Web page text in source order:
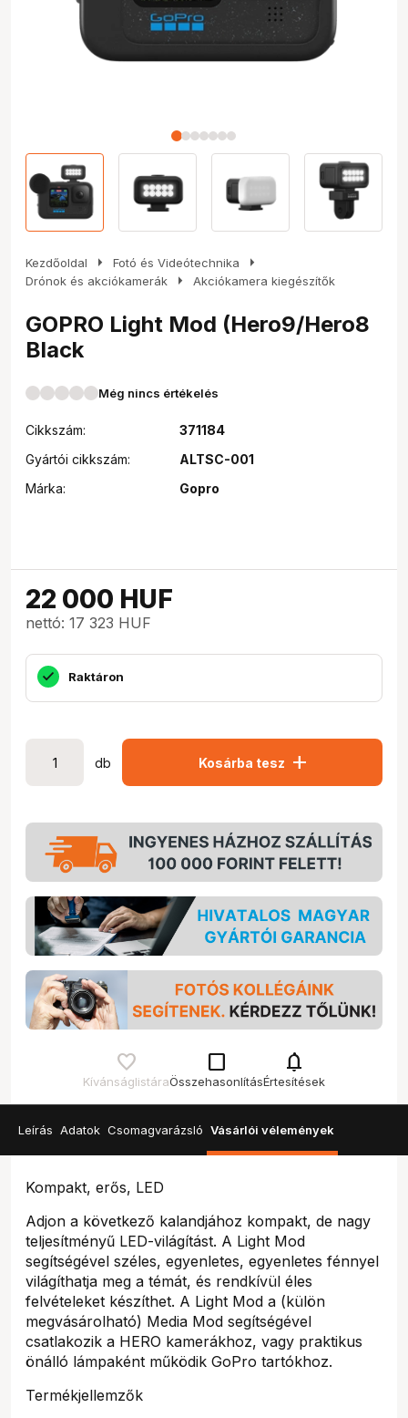
Kezdőoldal arrow_right Fotó és Videótechnika arrow_right
Drónok és akciókamerák arrow_right Akciókamera kiegészítők
GOPRO Light Mod (Hero9/Hero8
Black
Még nincs értékelés
Cikkszám:
371184
Gyártói cikkszám:
ALTSC-001
Márka:
Gopro
22 000 HUF
nettó: 17 323 HUF
Raktáron
db Kosárba tesz add
Kívánságlistára
check_box_outline_blank
Összehasonlítás
notifications
Értesítések
Leírás Adatok Csomagvarázsló Vásárlói vélemények
Kompakt, erős, LED
Adjon a következő kalandjához kompakt, de nagy
teljesítményű LED-világítást. A Light Mod
segítségével széles, egyenletes, egyenletes fénnyel
világíthatja meg a témát, és rendkívül éles
felvételeket készíthet. A Light Mod a (külön
megvásárolható) Media Mod segítségével
csatlakozik a HERO kamerákhoz, vagy praktikus
önálló lámpaként működik GoPro tartókhoz.
Termékjellemzők